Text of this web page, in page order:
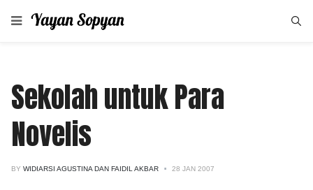
Sekolah untuk Para
Novelis
BY WIDIARSI AGUSTINA DAN FAIDIL AKBAR 28 JAN 2007